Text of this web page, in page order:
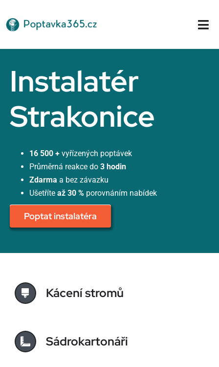
na
obsah
Instalatér
Strakonice
16 500 + vyřízených poptávek
Průměrná reakce do 3 hodin
Zdarma a bez závazku
Ušetříte až 30 %porovnáním nabídek
Poptat instalatéra
Kácení stromů
Sádrokartonáři